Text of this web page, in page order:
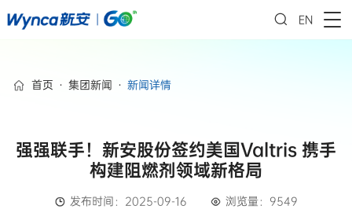
EN
首页 · 集团新闻 · 新闻详情
强强联手！新安股份签约美国Valtris 携手
构建阻燃剂领域新格局
发布时间：2025-09-16 浏览量：9549